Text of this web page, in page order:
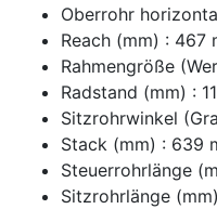
Oberrohr
Reach (mm) : 467
Rahmengröße
Radstand (mm) :
Sitzrohrwinkel
Stack (mm) : 639
Steuerrohrlänge
Sitzrohrlänge